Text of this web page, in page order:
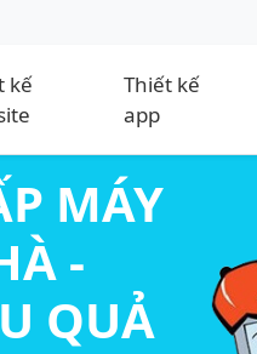
kế
Thiết kế
app
MÁY
-
QUẢ